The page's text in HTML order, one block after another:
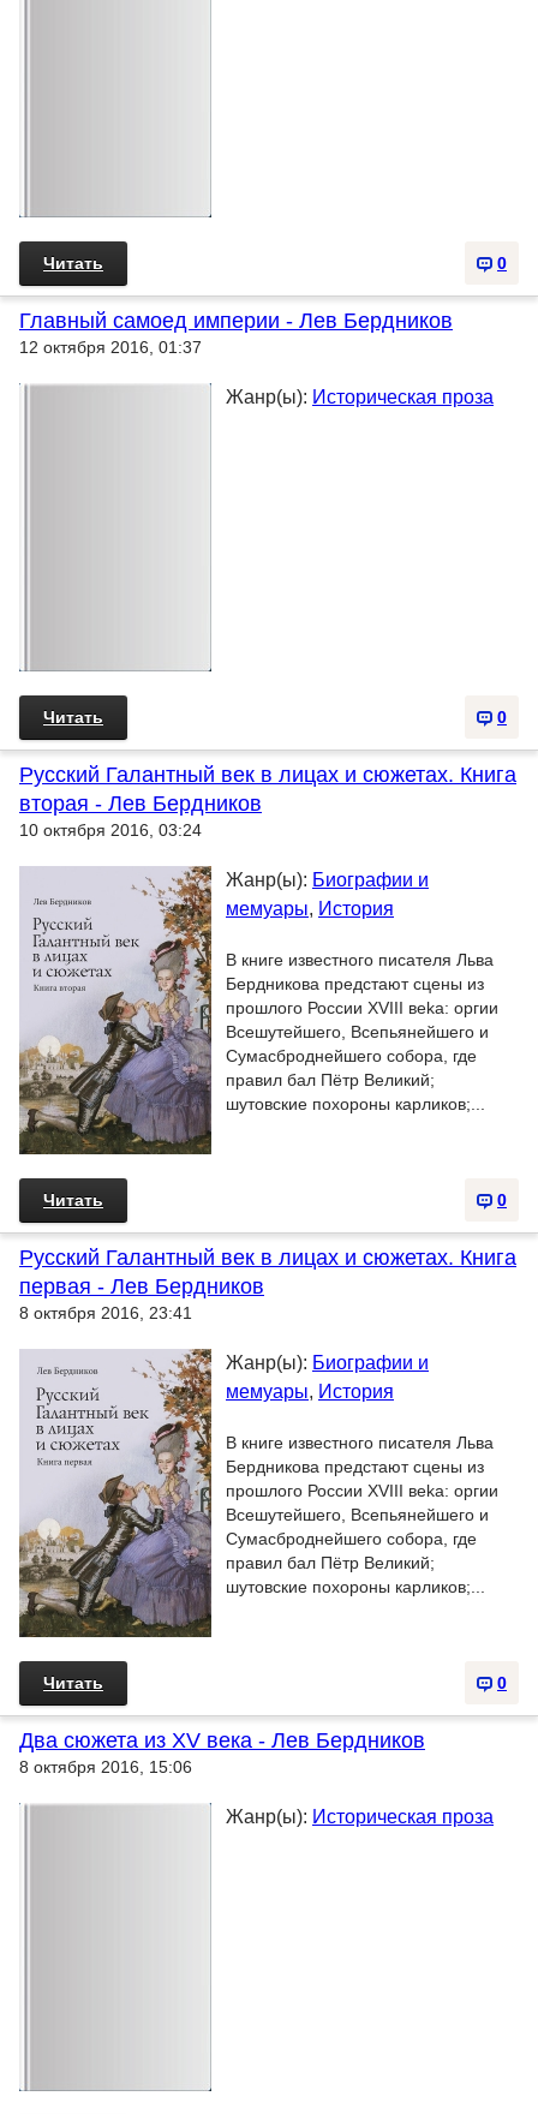
0
Читать
Главный самоед империи - Лев Бердников
12 октября 2016, 01:37
Жанр(ы): Историческая проза
0
Читать
Русский Галантный век в лицах и сюжетах. Книга
вторая - Лев Бердников
10 октября 2016, 03:24
Жанр(ы): Биографии и
мемуары, История
В книге известного писателя Льва
Бердникова предстают сцены из
прошлого России XVIII вeka: оргии
Всешутейшего, Всепьянейшего и
Сумасброднейшего собора, где
правил бал Пётр Великий;
шутовские похороны карликов;...
0
Читать
Русский Галантный век в лицах и сюжетах. Книга
первая - Лев Бердников
8 октября 2016, 23:41
Жанр(ы): Биографии и
мемуары, История
В книге известного писателя Льва
Бердникова предстают сцены из
прошлого России XVIII вeka: оргии
Всешутейшего, Всепьянейшего и
Сумасброднейшего собора, где
правил бал Пётр Великий;
шутовские похороны карликов;...
0
Читать
Два сюжета из XV века - Лев Бердников
8 октября 2016, 15:06
Жанр(ы): Историческая проза